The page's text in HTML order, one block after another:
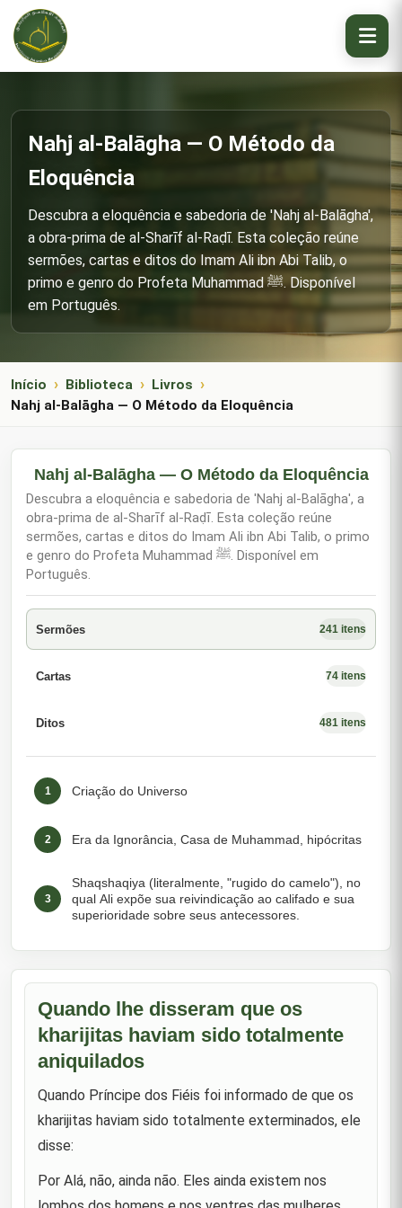
Nahj al-Balāgha — O Método da
Eloquência
Descubra a eloquência e sabedoria de 'Nahj al-Balāgha',
a obra-prima de al-Sharīf al-Raḍī. Esta coleção reúne
sermões, cartas e ditos do Imam Ali ibn Abi Talib, o
primo e genro do Profeta Muhammad ﷺ. Disponível
em Português.
Início Biblioteca
Livros
Nahj al-Balāgha — O Método da Eloquência
Nahj al-Balāgha — O Método da Eloquência
Descubra a eloquência e sabedoria de 'Nahj al-Balāgha', a
obra-prima de al-Sharīf al-Raḍī. Esta coleção reúne
sermões, cartas e ditos do Imam Ali ibn Abi Talib, o primo
e genro do Profeta Muhammad ﷺ. Disponível em
Português.
Sermões 241 itens
Cartas 74 itens
Ditos 481 itens
1 Criação do Universo
2 Era da Ignorância, Casa de Muhammad, hipócritas
3
Shaqshaqiya (literalmente, "rugido do camelo"), no
qual Ali expõe sua reivindicação ao califado e sua
superioridade sobre seus antecessores.
5
Quando Abbas e Abu Sufyan se ofereceram para
jurar lealdade a ele pelo califado após a morte de
Muhammad.
Ao ser aconselhado a não perseguir Talha e Zubayr
por brigarem, ele disse: "Estou lutando!"
8 Sobre Zubayr em um momento apropriado.
Quando lhe disseram que os
kharijitas haviam sido totalmente
aniquilados
Quando Príncipe dos Fiéis foi informado de que os
kharijitas haviam sido totalmente exterminados, ele
disse:
Por Alá, não, ainda não. Eles ainda existem nos